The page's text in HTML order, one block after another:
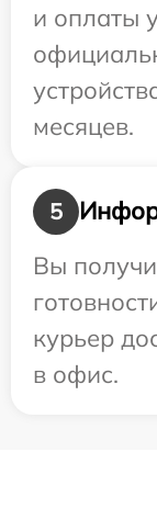
и оплаты
месяцев.
5
Вы
курьер
в офис.